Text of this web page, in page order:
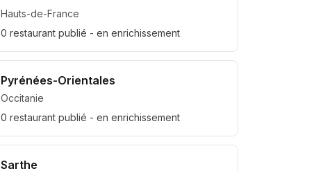
Hauts-de-France
0 restaurant publié - en enrichissement
Pyrénées-Orientales
Occitanie
0 restaurant publié - en enrichissement
Sarthe